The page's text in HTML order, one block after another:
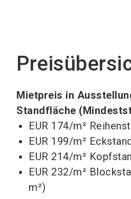
Mietpreis in
Standfläche
EUR 174/m²
EUR 199/m²
EUR 214/m²
EUR 232/m²
m²)